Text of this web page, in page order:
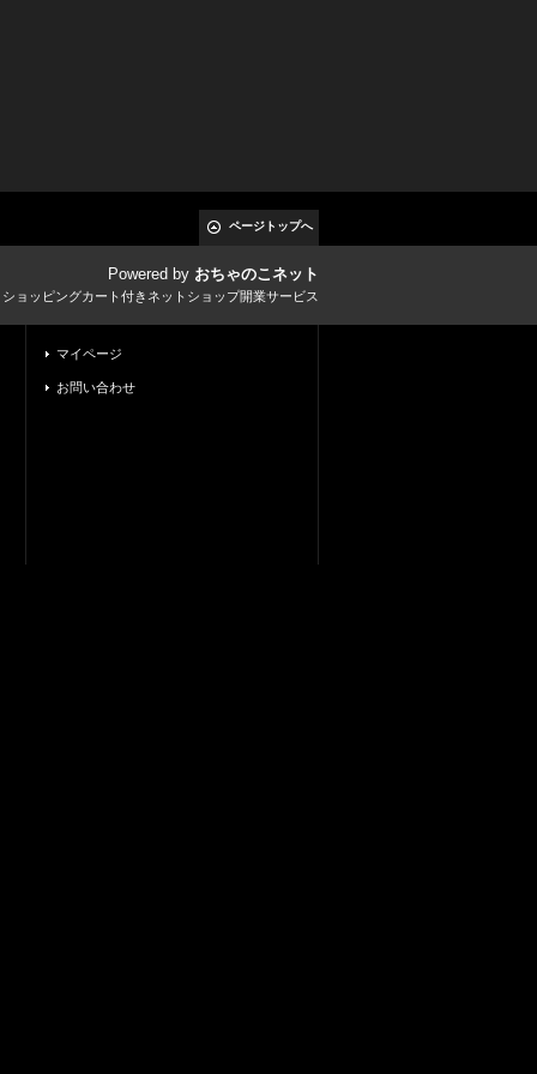
ページトップへ
Powered by おちゃのこネット
ョッピングカート付きネットショップ開業サービス
マイページ
お問い合わせ